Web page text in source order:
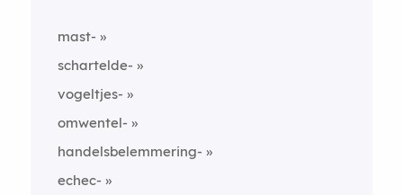
mast-
schartelde-
vogeltjes-
omwentel-
handelsbelemmering-
echec-